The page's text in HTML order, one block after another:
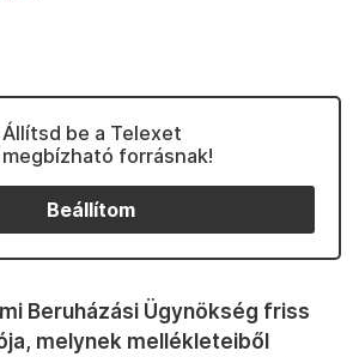
Állítsd be a Telexet
megbízható forrásnak!
Beállítom
Beruházási Ügynökség friss
melynek mellékleteiből